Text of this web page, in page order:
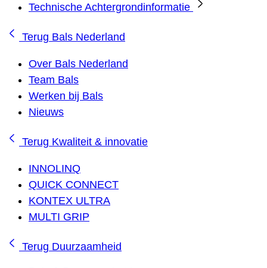
Technische Achtergrondinformatie
Terug Bals Nederland
Over Bals Nederland
Team Bals
Werken bij Bals
Nieuws
Terug Kwaliteit & innovatie
INNOLINQ
QUICK CONNECT
KONTEX ULTRA
MULTI GRIP
Terug Duurzaamheid